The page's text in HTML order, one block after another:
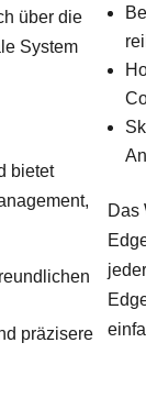
über die
System
bietet
präzisere
Das